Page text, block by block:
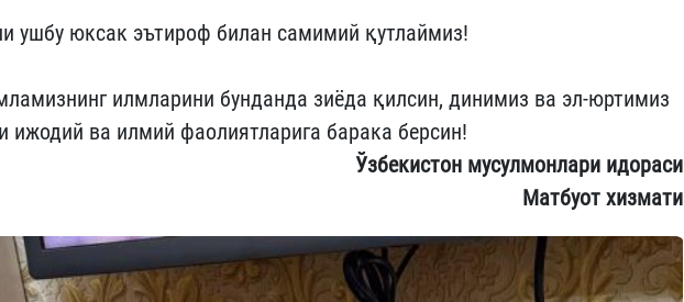
ушбу юксак эътироф билан самимий қутлаймиз!
илмларини бунданда зиёда қилсин, динимиз ва эл-юртимиз
ижодий ва илмий фаолиятларига барака берсин!
Ўзбекистон мусулмонлари идораси
Матбуот хизмати